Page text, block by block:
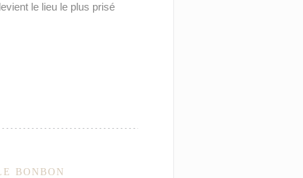
le lieu le plus prisé
BONBON